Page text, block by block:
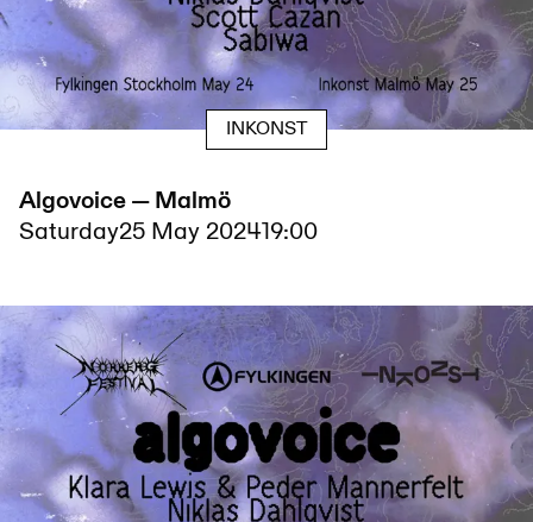
INKONST
Algovoice — Malmö
Saturday25 May 202419:00